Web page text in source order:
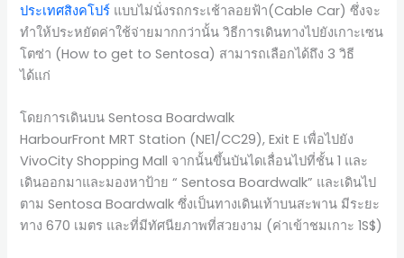
ประเทศสิงคโปร์ แบบไม่นั่งรถกระเช้าลอยฟ้า(Cable Car) ซึ่งจะ
ทำให้ประหยัดค่าใช้จ่ายมากกว่านั้น วิธีการเดินทางไปยังเกาะเซน
โตซ่า (How to get to Sentosa) สามารถเลือกได้ถึง 3 วิธี
ได้แก่
โดยการเดินบน Sentosa Boardwalk
HarbourFront MRT Station (NE1/CC29), Exit E เพื่อไปยัง
VivoCity Shopping Mall จากนั้นขึ้นบันไดเลื่อนไปที่ชั้น 1 และ
เดินออกมาและมองหาป้าย “ Sentosa Boardwalk” และเดินไป
ตาม Sentosa Boardwalk ซึ่งเป็นทางเดินเท้าบนสะพาน มีระยะ
ทาง 670 เมตร และที่มีทัศนียภาพที่สวยงาม (ค่าเข้าชมเกาะ 1S$)